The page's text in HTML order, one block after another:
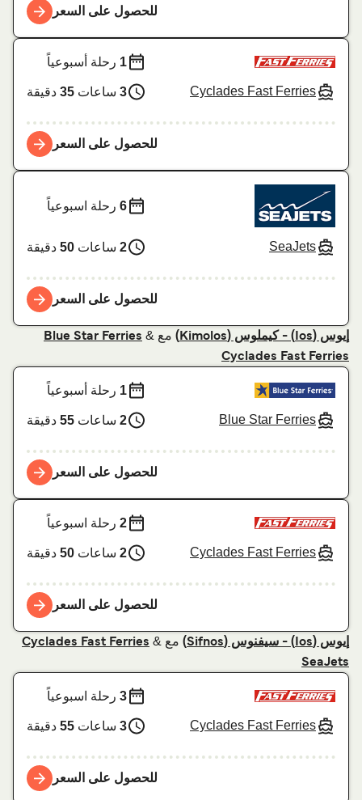
للحصول على السعر
Cyclades Fast Ferries
1رحلة أسبوعياً
3 ساعات35دقيقة
للحصول على السعر
SeaJets
6رحلة اسبوعياً
2 ساعات50دقيقة
للحصول على السعر
إيوس (Ios) - كيملوس (Kimolos) مع Blue Star Ferries &
Cyclades Fast Ferries
Blue Star Ferries
1رحلة أسبوعياً
2 ساعات55دقيقة
للحصول على السعر
Cyclades Fast Ferries
2رحلة اسبوعياً
2 ساعات50دقيقة
للحصول على السعر
إيوس (Ios) - سيفنوس (Sifnos) مع Cyclades Fast Ferries &
SeaJets
Cyclades Fast Ferries
3رحلة اسبوعياً
3 ساعات55دقيقة
للحصول على السعر